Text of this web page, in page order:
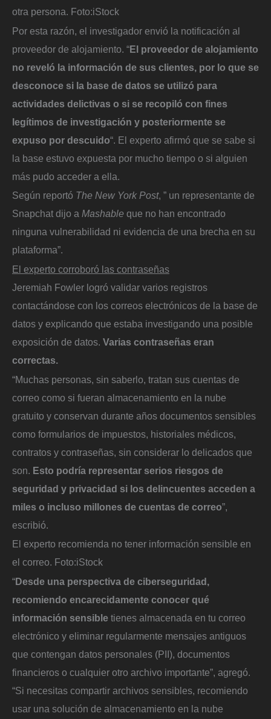
otra persona. Foto:iStock
Por esta razón, el investigador envió la notificación al
proveedor de alojamiento. “El proveedor de alojamiento
no reveló la información de sus clientes, por lo que se
desconoce si la base de datos se utilizó para
actividades delictivas o si se recopiló con fines
legítimos de investigación y posteriormente se
expuso por descuido“. El experto afirmó que se sabe si
la base estuvo expuesta por mucho tiempo o si alguien
más pudo acceder a ella.
Según reportó The New York Post, ” un representante de
Snapchat dijo a Mashable que no han encontrado
ninguna vulnerabilidad ni evidencia de una brecha en su
plataforma”.
El experto corroboró las contraseñas
Jeremiah Fowler logró validar varios registros
contactándose con los correos electrónicos de la base de
datos y explicando que estaba investigando una posible
exposición de datos. Varias contraseñas eran
correctas.
“Muchas personas, sin saberlo, tratan sus cuentas de
correo como si fueran almacenamiento en la nube
gratuito y conservan durante años documentos sensibles
como formularios de impuestos, historiales médicos,
contratos y contraseñas, sin considerar lo delicados que
son. Esto podría representar serios riesgos de
seguridad y privacidad si los delincuentes acceden a
miles o incluso millones de cuentas de correo”,
escribió.
El experto recomienda no tener información sensible en
el correo. Foto:iStock
“Desde una perspectiva de ciberseguridad,
recomiendo encarecidamente conocer qué
información sensible tienes almacenada en tu correo
electrónico y eliminar regularmente mensajes antiguos
que contengan datos personales (PII), documentos
financieros o cualquier otro archivo importante”, agregó.
“Si necesitas compartir archivos sensibles, recomiendo
usar una solución de almacenamiento en la nube